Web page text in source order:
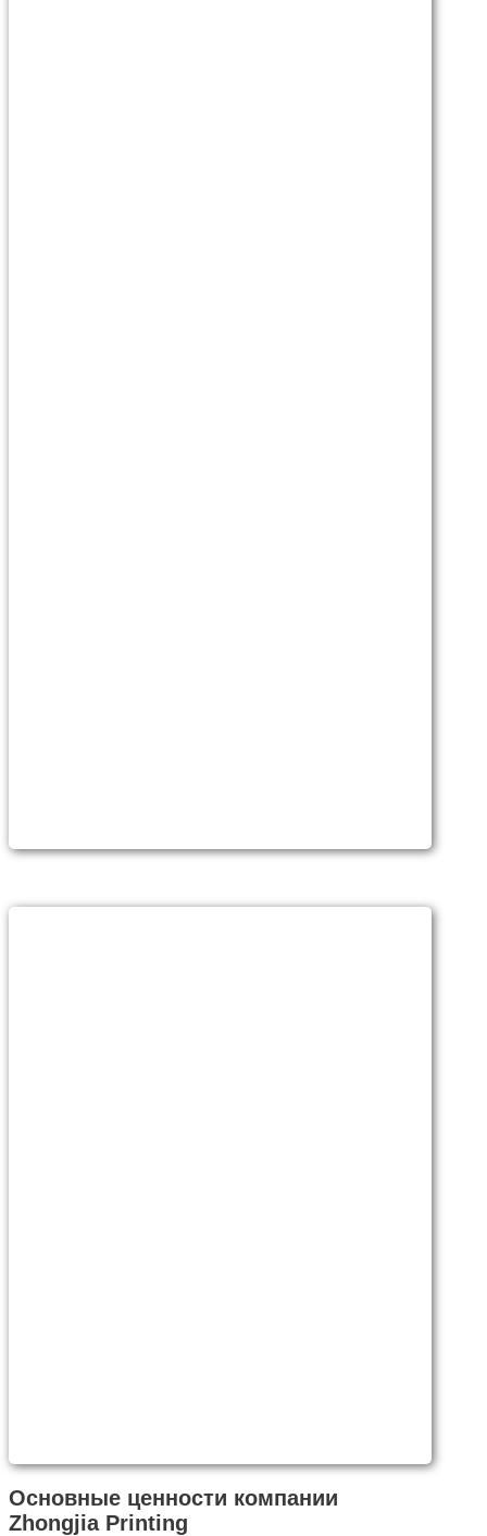
Основные ценности компании
Zhongjia Printing